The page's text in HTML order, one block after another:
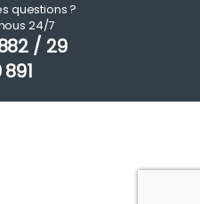
questions ?
24/7
/ 29